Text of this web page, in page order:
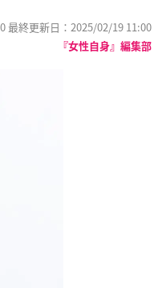
最終更新日：2025/02/19 11:00
『女性自身』編集部